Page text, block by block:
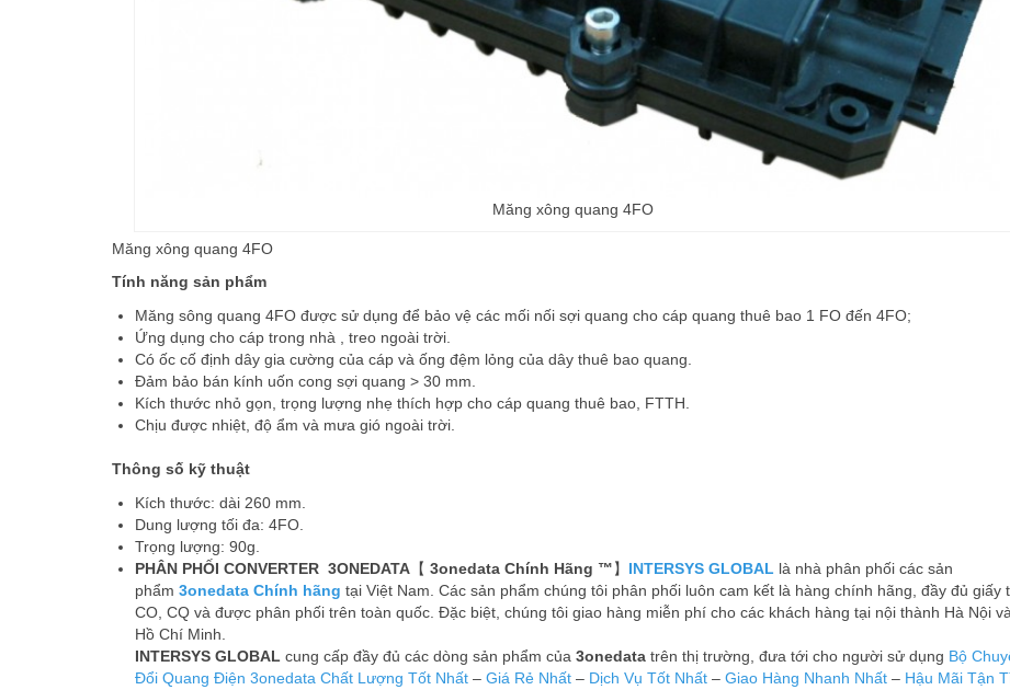
Măng xông quang 4FO
Măng xông quang 4FO
Tính năng sản phẩm
Măng sông quang 4FO được sử dụng để bảo vệ các mối nối sợi quang cho cáp quang thuê bao 1 FO đến 4FO;
Ứng dụng cho cáp trong nhà , treo ngoài trời.
Có ốc cố định dây gia cường của cáp và ống đệm lỏng của dây thuê bao quang.
Đảm bảo bán kính uốn cong sợi quang > 30 mm.
Kích thước nhỏ gọn, trọng lượng nhẹ thích hợp cho cáp quang thuê bao, FTTH.
Chịu được nhiệt, độ ẩm và mưa gió ngoài trời.
Thông số kỹ thuật
Kích thước: dài 260 mm.
Dung lượng tối đa: 4FO.
Trọng lượng: 90g.
PHÂN PHỐI CONVERTER 3ONEDATA【 3onedata Chính Hãng ™】 INTERSYS GLOBAL là nhà phân phối các sản
phẩm 3onedata Chính hãng tại Việt Nam. Các sản phẩm chúng tôi phân phối luôn cam kết là hàng chính hãng, đầy đủ giấy
CO, CQ và được phân phối trên toàn quốc. Đặc biệt, chúng tôi giao hàng miễn phí cho các khách hàng tại nội thành Hà Nội và
Hồ Chí Minh.
INTERSYS GLOBAL cung cấp đầy đủ các dòng sản phẩm của 3onedatatrên thị trường, đưa tới cho người sử dụng Bộ
Đổi Quang Điện 3onedata Chất Lượng Tốt Nhất– Giá Rẻ Nhất– Dịch Vụ Tốt Nhất– Giao Hàng Nhanh Nhất– Hậu Mãi Tận